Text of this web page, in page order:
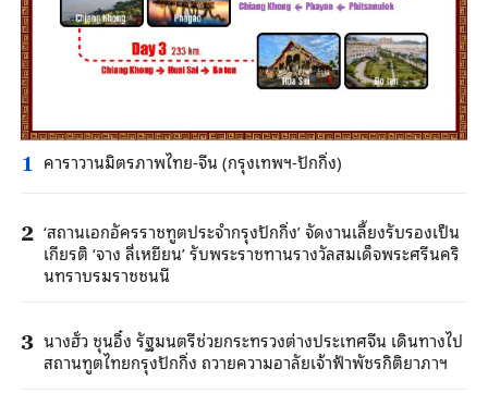
1 คาราวานมิตรภาพไทย-จีน (กรุงเทพฯ-ปักกิ่ง)
2 ‘สถานเอกอัครราชทูตประจำกรุงปักกิ่ง’ จัดงานเลี้ยงรับรองเป็น
เกียรติ ‘จาง ลี่เหยียน’ รับพระราชทานรางวัลสมเด็จพระศรีนคริ
นทราบรมราชชนนี
3 นางฮั่ว ชุนอิ๋ง รัฐมนตรีช่วยกระทรวงต่างประเทศจีน เดินทางไป
สถานทูตไทยกรุงปักกิ่ง ถวายความอาลัยเจ้าฟ้าพัชรกิติยาภาฯ